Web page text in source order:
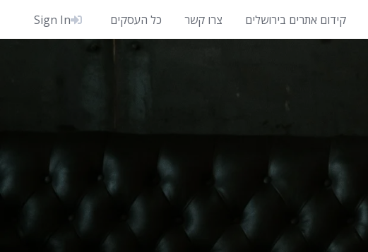
קידום אתרים בירושלים צרו קשר כל העסקים Sign In